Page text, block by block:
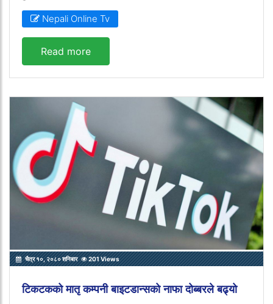
Nepali Online Tv
Read more
चैत्र १०, २०८० शनिबार 201 Views
टिकटकको मातृ कम्पनी बाइटडान्सको नाफा दोब्बरले बढ्यो